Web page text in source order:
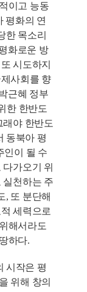
이고 능동
평화의 연
한 목소리
화로운 방
시도하지
사회를 향
근혜 정부
한 한반도
래야 한반도
동북아 평
인이 될 수
가오기 위
실천하는 주
, 또 분단해
세력으로
해서라도
하다.
시작은 평
위해 창의